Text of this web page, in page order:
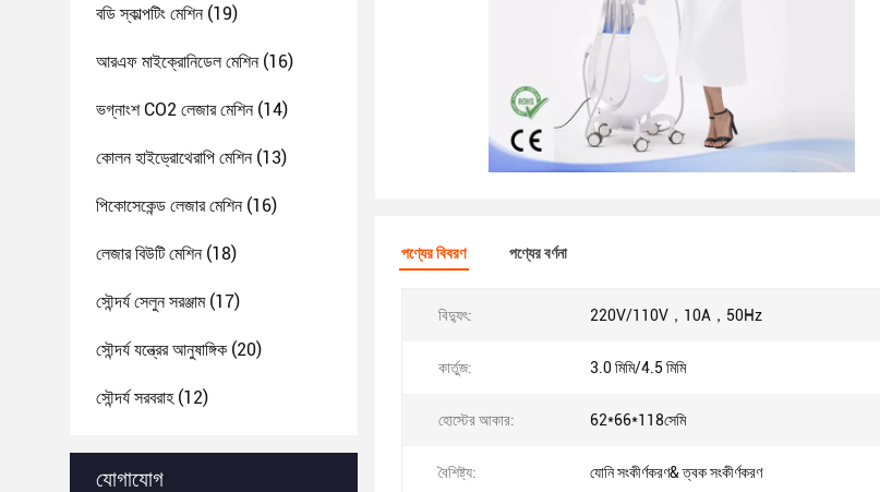
বডি স্কাল্পটিং মেশিন(19)
আরএফ মাইক্রোনিডেল মেশিন(16)
ভগ্নাংশ CO2 লেজার মেশিন(14)
কোলন হাইড্রোথেরাপি মেশিন(13)
পিকোসেকেন্ড লেজার মেশিন(16)
লেজার বিউটি মেশিন(18)
সৌন্দর্য সেলুন সরঞ্জাম(17)
সৌন্দর্য যন্ত্রের আনুষাঙ্গিক (20)
সৌন্দর্য সরবরাহ(12)
যোগাযোগ
পণ্যের বিবরণ পণ্যের বর্ণনা
বিদ্যুৎ: 220V/110V，10A，50Hz
কার্তুজ: 3.0 মিমি/4.5 মিমি
হোস্টের আকার: 62*66*118সেমি
বৈশিষ্ট্য: যোনি সংকীর্ণকরণ& ত্বক সংকীর্ণকরণ